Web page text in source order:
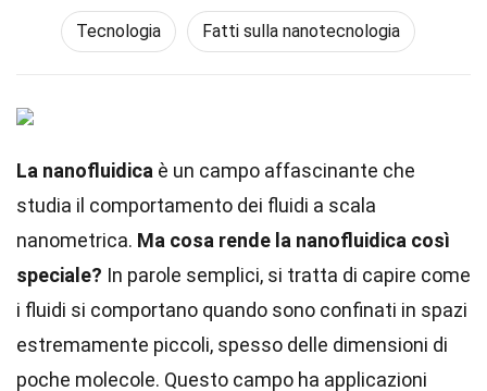
Tecnologia Fatti sulla nanotecnologia
La nanofluidica è un campo affascinante che
studia il comportamento dei fluidi a scala
nanometrica. Ma cosa rende la nanofluidica così
speciale? In parole semplici, si tratta di capire come
i fluidi si comportano quando sono confinati in spazi
estremamente piccoli, spesso delle dimensioni di
poche molecole. Questo campo ha applicazioni